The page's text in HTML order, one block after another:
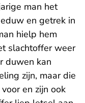
man het
en getrek in
hielp hem
slachtoffer weer
duwen kan
zijn, maar die
en zijn ook